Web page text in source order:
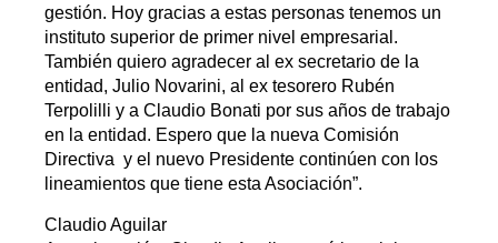
gestión. Hoy gracias a estas personas tenemos un
instituto superior de primer nivel empresarial.
También quiero agradecer al ex secretario de la
entidad, Julio Novarini, al ex tesorero Rubén
Terpolilli y a Claudio Bonati por sus años de trabajo
en la entidad. Espero que la nueva Comisión
Directiva y el nuevo Presidente continúen con los
lineamientos que tiene esta Asociación”.
Claudio Aguilar